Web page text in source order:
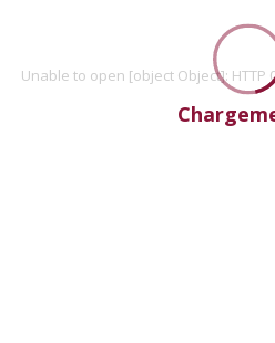
Unable to open [object Object]: